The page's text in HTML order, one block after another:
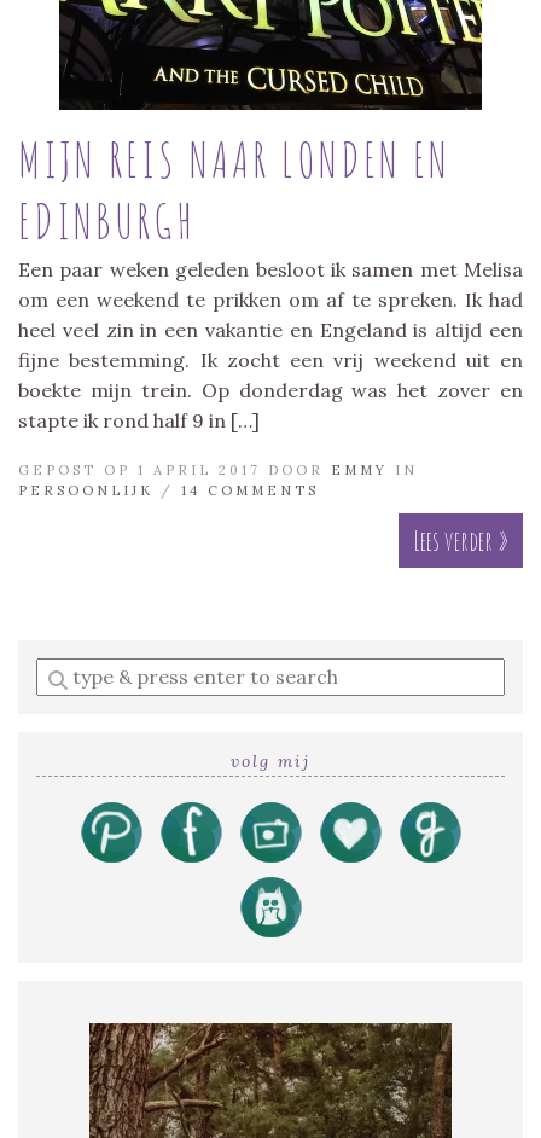
MIJN REIS NAAR LONDEN EN
EDINBURGH
Een paar weken geleden besloot ik samen met Melisa
om een weekend te prikken om af te spreken. Ik had
heel veel zin in een vakantie en Engeland is altijd een
fijne bestemming. Ik zocht een vrij weekend uit en
boekte mijn trein. Op donderdag was het zover en
stapte ik rond half 9 in […]
GEPOST OP 1 APRIL 2017 DOOR EMMY
IN
PERSOONLIJK
/ 14 COMMENTS
Lees verder »
Enter
a
volg mij